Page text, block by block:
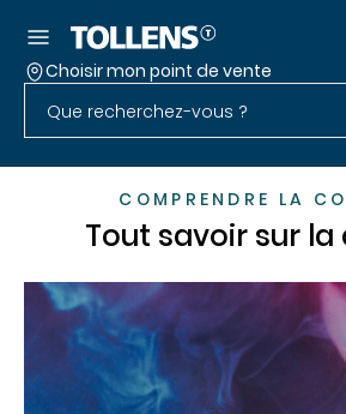
Passer la liste des
Choisir mon point de vente
Rechercher dans le site
Accéder au menu
COMPRENDRE LA
Tout savoir sur la